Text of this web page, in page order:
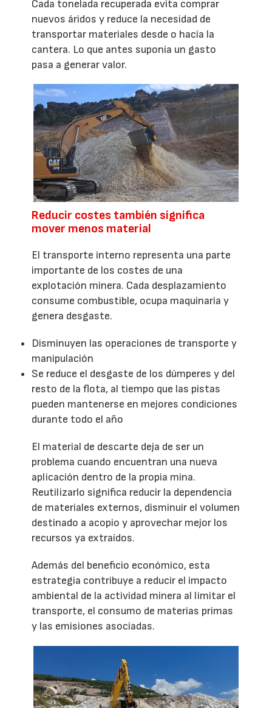
Cada tonelada recuperada evita comprar
nuevos áridos y reduce la necesidad de
transportar materiales desde o hacia la
cantera. Lo que antes suponía un gasto
pasa a generar valor.
Reducir costes también significa
mover menos material
El transporte interno representa una parte
importante de los costes de una
explotación minera. Cada desplazamiento
consume combustible, ocupa maquinaria y
genera desgaste.
Disminuyen las operaciones de transporte y
manipulación
Se reduce el desgaste de los dúmperes y del
resto de la flota, al tiempo que las pistas
pueden mantenerse en mejores condiciones
durante todo el año
El material de descarte deja de ser un
problema cuando encuentran una nueva
aplicación dentro de la propia mina.
Reutilizarlo significa reducir la dependencia
de materiales externos, disminuir el volumen
destinado a acopio y aprovechar mejor los
recursos ya extraídos.
Además del beneficio económico, esta
estrategia contribuye a reducir el impacto
ambiental de la actividad minera al limitar el
transporte, el consumo de materias primas
y las emisiones asociadas.